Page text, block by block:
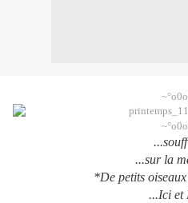
...sur la
*De petits oiseaux
...Ici et